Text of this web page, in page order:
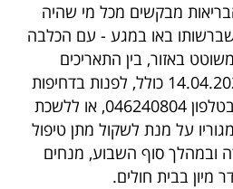
מבקשים מכל מי שהיה
באו במגע - עם הכלבה
באזור, בין התאריכים
ה-01.04.2026 ועד ה-14.04.2026 כולל, לפנות בדחיפות
ללשכת הבריאות בחדרה בטלפון 046240804, או ללשכת
על מנת לשקול מתן טיפול
ובמהלך סוף השבוע, מנחים
מיון בבית חולים.